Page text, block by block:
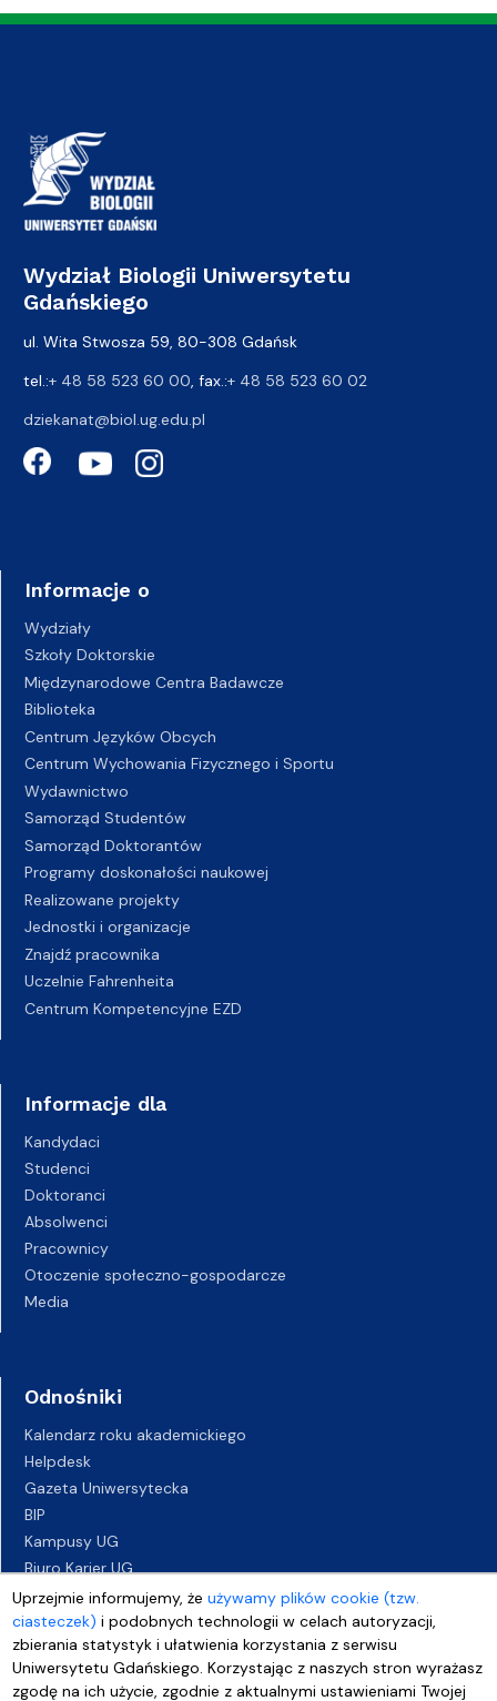
Uprzejmie informujemy, żeużywamy plików cookie (tzw.
ciasteczek) i podobnych technologii w celach autoryzacji,
zbierania statystyk i ułatwienia korzystania z serwisu
Uniwersytetu Gdańskiego. Korzystając z naszych stron wyrażasz
zgodę na ich użycie, zgodnie z aktualnymi ustawieniami Twojej
Wydział Biologii Uniwersytetu
Gdańskiego
ul. Wita Stwosza 59, 80-308 Gdańsk
tel.:+ 48 58 523 60 00, fax.:+ 48 58 523 60 02
dziekanat@biol.ug.edu.pl
Informacje o
Wydziały
Szkoły Doktorskie
Międzynarodowe Centra Badawcze
Biblioteka
Centrum Języków Obcych
Centrum Wychowania Fizycznego i Sportu
Wydawnictwo
Samorząd Studentów
Samorząd Doktorantów
Programy doskonałości naukowej
Realizowane projekty
Jednostki i organizacje
Znajdź pracownika
Uczelnie Fahrenheita
Centrum Kompetencyjne EZD
Informacje dla
Kandydaci
Studenci
Doktoranci
Absolwenci
Pracownicy
Otoczenie społeczno-gospodarcze
Media
Odnośniki
Kalendarz roku akademickiego
Helpdesk
Gazeta Uniwersytecka
BIP
Kampusy UG
Biuro Karier UG
Oferty pracy
Deklaracja dostępności